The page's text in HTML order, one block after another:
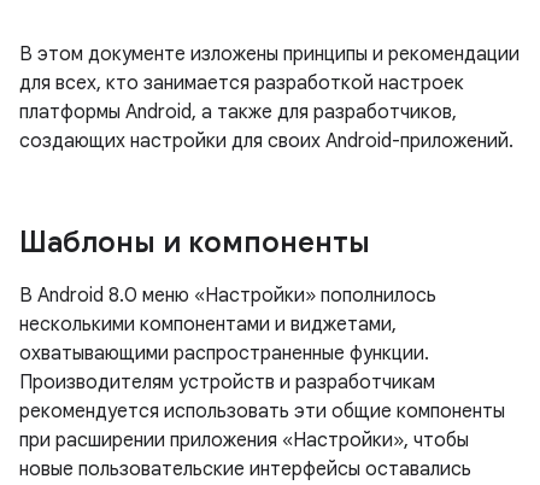
В этом документе изложены принципы и рекомендации
для всех, кто занимается разработкой настроек
платформы Android, а также для разработчиков,
создающих настройки для своих Android-приложений.
Шаблоны и компоненты
В Android 8.0 меню «Настройки» пополнилось
несколькими компонентами и виджетами,
охватывающими распространенные функции.
Производителям устройств и разработчикам
рекомендуется использовать эти общие компоненты
при расширении приложения «Настройки», чтобы
новые пользовательские интерфейсы оставались